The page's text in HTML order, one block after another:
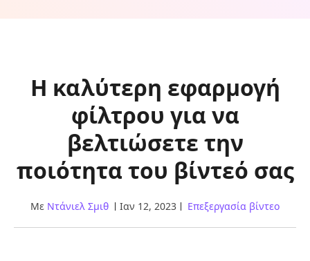
Η καλύτερη εφαρμογή
φίλτρου για να
βελτιώσετε την
ποιότητα του βίντεό σας
Με Ντάνιελ Σμιθ Ιαν 12, 2023 Επεξεργασία βίντεο